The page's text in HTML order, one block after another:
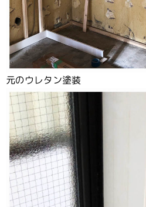
元のウレタン塗装